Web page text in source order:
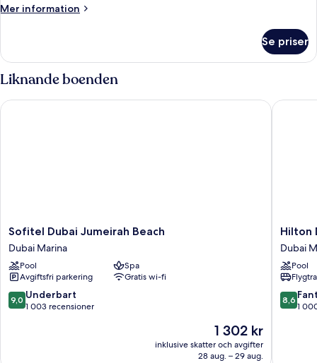
sängar
Mer information
Mer
rum
2
sängar
Se priser
Liknande boenden
Sofitel
Dubai
Jumeirah
Beach
Dubai
Marina
Sofitel Dubai Jumeirah Beach
Dubai Marina
Pool
Spa
Avgiftsfri parkering
Gratis wi-fi
9.0
av
9,0 Underbart
1 003 recensioner
Priset
är
1 302 kr
1 302 kr
inklusive skatter och avgifter
28 aug. – 29 aug.
Sofitel Dubai Jumeirah Beach
Hilton
Dubai
the
Walk
Dubai
Marina
Hilton
Dubai
Pool
8.6
av
8,6
1
Hilton